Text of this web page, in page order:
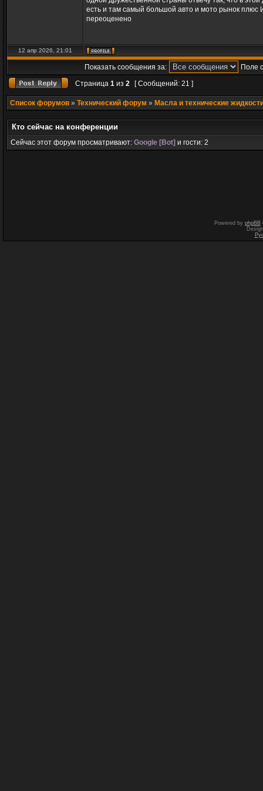
есть и там самый большой авто и мото рынок плюс
переоценено
12 апр 2026, 21:01
Показать сообщения за:
Поле
Страница 1 из 2 [ Сообщений: 21 ]
Список форумов » Технический форум » Масла и технические
Кто сейчас на конференции
Сейчас этот форум просматривают: Google [Bot] и гости: 2
Powered by phpBB